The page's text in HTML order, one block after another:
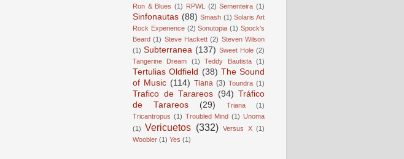
Ron & Blues (1) RPWL (2) Sementeira (1)
Sinfonautas (88) Smash (1) Solaris Art
Rock Experience (2) Sonutopia (1) Spock's
Beard (1) Steve Hackett (2) Steven Wilson
(1) Subterranea (137) Sweet Hole (2)
Tangerine Dream
(1) Teddy Bautista (1)
Tertulias Oldfield (38) The Sound
of Music (114) Tiana (3) Toundra (1)
Trafico de Tarareos (94) Tráfico
de Tarareos
(29) Triana
(1)
Tricantropus (1) Troubled Mind (1) Unoma
(1)
Vericuetos (332) Versus X (1)
Woobler (1) Yes (1)